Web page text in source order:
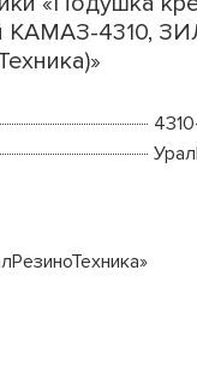
КАМАЗ-4310,